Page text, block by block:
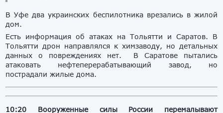
В Уфе два украинских беспилотника врезались в жилой
дом.
Есть информация об атаках на Тольятти и Саратов. В
Тольятти дрон направлялся к химзаводу, но детальных
данных о повреждениях нет. В Саратове пытались
атаковать нефтеперерабатывающий завод, но
пострадали жилые дома.
10:20 Вооруженные силы России перемалывают